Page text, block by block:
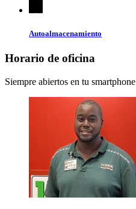
Autoalmacenamiento
Horario de oficina
Siempre abiertos en tu smartphone